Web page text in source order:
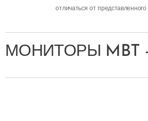
отличаться от представленного
МОНИТОРЫ MBT -